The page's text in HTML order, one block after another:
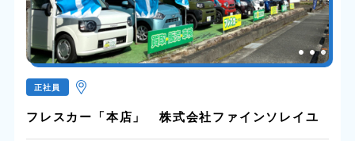
正社員
フレスカー「本店」 株式会社ファインソレイユ